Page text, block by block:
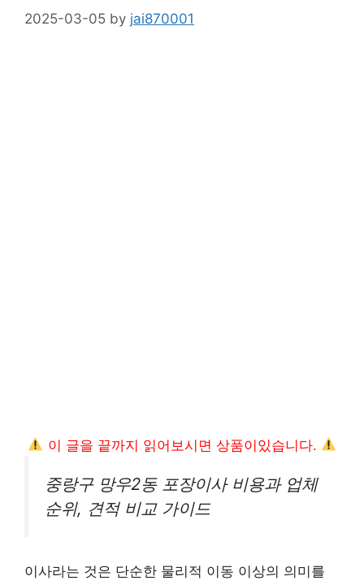
2025-03-05 by jai870001
이 글을 끝까지 읽어보시면 상품이있습니다.
중랑구 망우2동 포장이사 비용과 업체
순위, 견적 비교 가이드
이사라는 것은 단순한 물리적 이동 이상의 의미를